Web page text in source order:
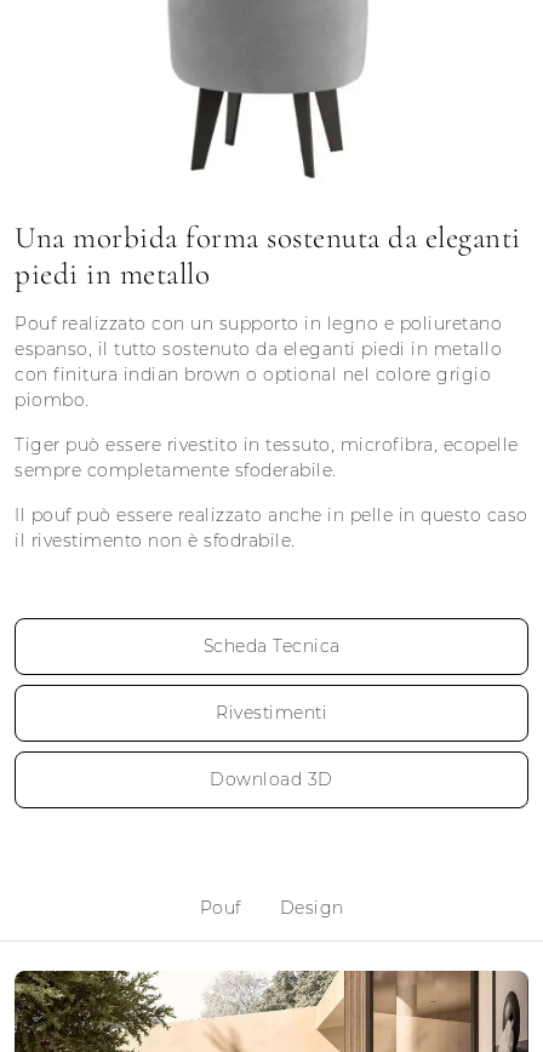
Una morbida forma sostenuta da eleganti
piedi in metallo
Pouf realizzato con un supporto in legno e poliuretano
espanso, il tutto sostenuto da eleganti piedi in metallo
con finitura indian brown o optional nel colore grigio
piombo.
Tiger può essere rivestito in tessuto, microfibra, ecopelle
sempre completamente sfoderabile.
Il pouf può essere realizzato anche in pelle in questo caso
il rivestimento non è sfodrabile.
Scheda Tecnica
Rivestimenti
Download 3D
Pouf Design